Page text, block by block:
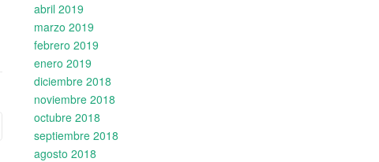
abril 2019
marzo 2019
febrero 2019
enero 2019
diciembre 2018
noviembre 2018
octubre 2018
septiembre 2018
agosto 2018